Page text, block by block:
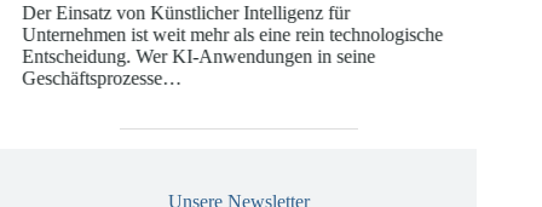
07.07.2026
Die europäische Digitalregulierung hat in den
vergangenen Jahren eine enorme Komplexität erreicht,
die insbesondere Unternehmen der Finanz- und